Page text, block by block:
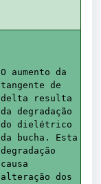
O aumento da
tangente de
delta resulta
da degradação
do dielétrico
da bucha. Esta
degradação
causa
alteração dos